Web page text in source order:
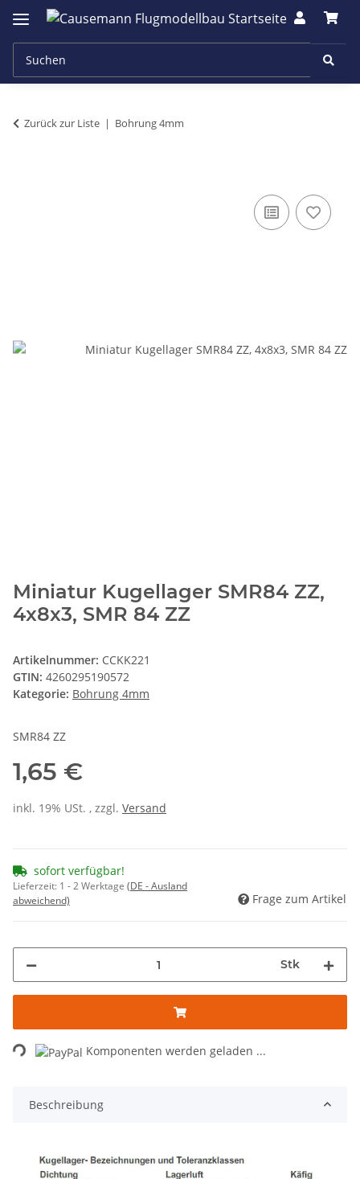
Zurück zur Liste Bohrung 4mm
Miniatur Kugellager SMR84 ZZ,
4x8x3, SMR 84 ZZ
Artikelnummer: CCKK221
GTIN: 4260295190572
Kategorie: Bohrung 4mm
SMR84 ZZ
1,65 €
inkl. 19% USt. , zzgl. Versand
sofort verfügbar!
Lieferzeit: 1 - 2 Werktage (DE - Ausland
abweichend)
Frage zum Artikel
Stk
Loading... Komponenten werden geladen ...
Beschreibung